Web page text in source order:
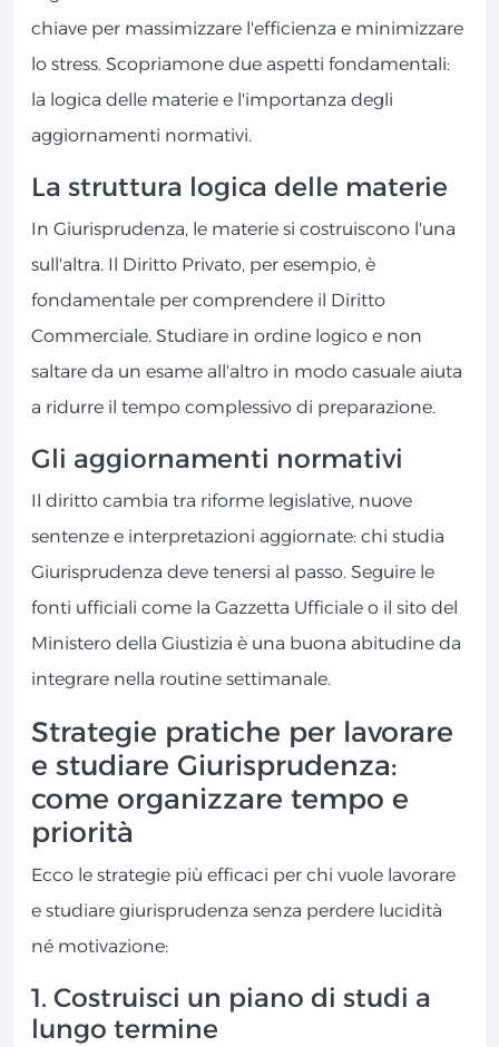
chiave per massimizzare l'efficienza e minimizzare
lo stress. Scopriamone due aspetti fondamentali:
la logica delle materie e l'importanza degli
aggiornamenti normativi.
La struttura logica delle materie
In Giurisprudenza, le materie si costruiscono l'una
sull'altra. Il Diritto Privato, per esempio, è
fondamentale per comprendere il Diritto
Commerciale. Studiare in ordine logico e non
saltare da un esame all'altro in modo casuale aiuta
a ridurre il tempo complessivo di preparazione.
Gli aggiornamenti normativi
Il diritto cambia tra riforme legislative, nuove
sentenze e interpretazioni aggiornate: chi studia
Giurisprudenza deve tenersi al passo. Seguire le
fonti ufficiali come la Gazzetta Ufficiale o il sito del
Ministero della Giustizia è una buona abitudine da
integrare nella routine settimanale.
Strategie pratiche per lavorare
e studiare Giurisprudenza:
come organizzare tempo e
priorità
Ecco le strategie più efficaci per chi vuole lavorare
e studiare giurisprudenza senza perdere lucidità
né motivazione:
1. Costruisci un piano di studi a
lungo termine